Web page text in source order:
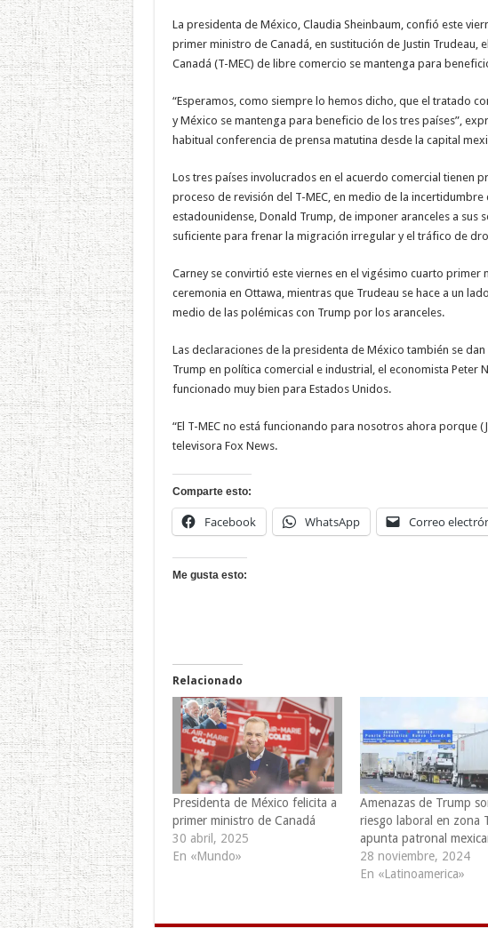
La presidenta de México, Claudia Sheinbaum, confió este
primer ministro de Canadá, en sustitución de Justin Trudeau,
Canadá (T-MEC) de libre comercio se mantenga para
“Esperamos, como siempre lo hemos dicho, que el tratado
y México se mantenga para beneficio de los tres países”,
habitual conferencia de prensa matutina desde la capital
Los tres países involucrados en el acuerdo comercial tienen
proceso de revisión del T-MEC, en medio de la
estadounidense, Donald Trump, de imponer aranceles a sus
suficiente para frenar la migración irregular y el tráfico de
Carney se convirtió este viernes en el vigésimo cuarto primer
ceremonia en Ottawa, mientras que Trudeau se hace a un
medio de las polémicas con Trump por los aranceles.
Las declaraciones de la presidenta de México también se
Trump en política comercial e industrial, el economista Peter
funcionado muy bien para Estados Unidos.
“El T-MEC no está funcionando para nosotros ahora porque
televisora Fox News.
Comparte esto:
Facebook WhatsApp Correo
Me gusta esto:
Relacionado
Presidenta de México felicita a
primer ministro de Canadá
30 abril, 2025
En «Mundo»
Amenazas de Trump
riesgo laboral en zona
apunta patronal
28 noviembre, 2024
En «Latinoamerica»